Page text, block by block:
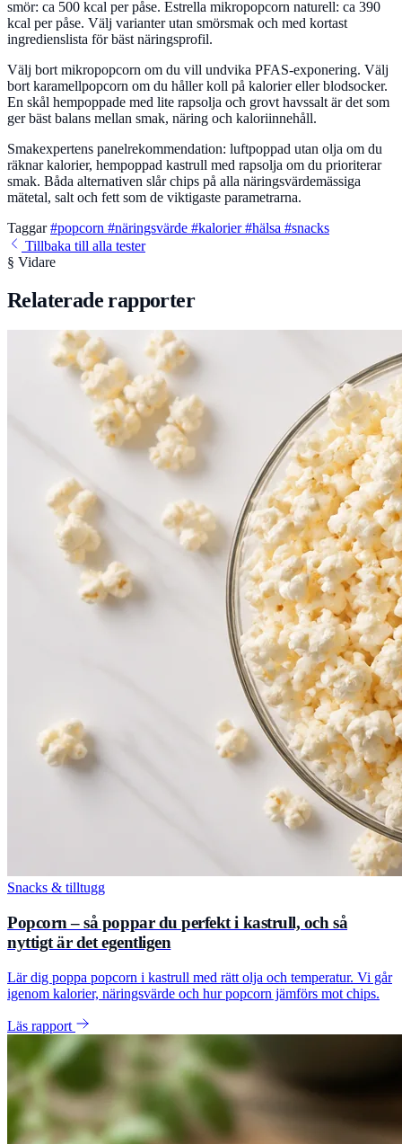
smör: ca 500 kcal per påse. Estrella mikropopcorn naturell: ca 390
kcal per påse. Välj varianter utan smörsmak och med kortast
ingredienslista för bäst näringsprofil.
Välj bort mikropopcorn om du vill undvika PFAS-exponering. Välj
bort karamellpopcorn om du håller koll på kalorier eller blodsocker.
En skål hempoppade med lite rapsolja och grovt havssalt är det som
ger bäst balans mellan smak, näring och kaloriinnehåll.
Smakexpertens panelrekommendation: luftpoppad utan olja om du
räknar kalorier, hempoppad kastrull med rapsolja om du prioriterar
smak. Båda alternativen slår chips på alla näringsvärdemässiga
mätetal, salt och fett som de viktigaste parametrarna.
Taggar #popcorn #näringsvärde #kalorier#hälsa #snacks
Tillbaka till alla tester
§ Vidare
Relaterade rapporter
Snacks & tilltugg
Popcorn – så poppar du perfekt i kastrull, och så
nyttigt är det egentligen
Lär dig poppa popcorn i kastrull med rätt olja och temperatur. Vi går
igenom kalorier, näringsvärde och hur popcorn jämförs mot chips.
Läs rapport